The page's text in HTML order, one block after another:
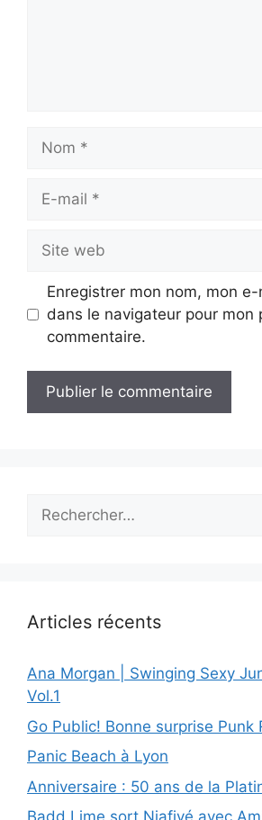
mail
web
Enregistrer mon nom, mon
dans le navigateur pour mon
commentaire.
Rechercher :
Articles récents
Ana Morgan | Swinging Sexy
Vol.1
Go Public! Bonne surprise Punk
Panic Beach à Lyon
Anniversaire : 50 ans de la
Badd Lime sort Niafiyé avec